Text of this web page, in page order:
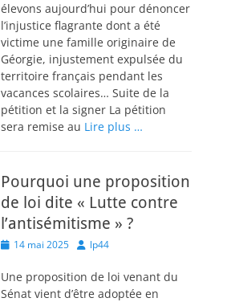
élevons aujourd’hui pour dénoncer
l’injustice flagrante dont a été
victime une famille originaire de
Géorgie, injustement expulsée du
territoire français pendant les
vacances scolaires… Suite de la
pétition et la signer La pétition
sera remise au Lire plus …
Pourquoi une proposition
de loi dite « Lutte contre
l’antisémitisme » ?
Posted14 mai 2025 Author
lp44
Une proposition de loi venant du
Sénat vient d’être adoptée en